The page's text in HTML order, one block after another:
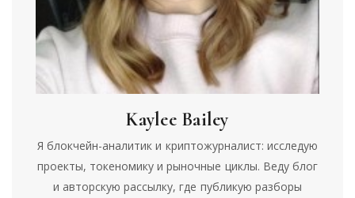
Kaylee Bailey
Я блокчейн-аналитик и криптожурналист: исследую
проекты, токеномику и рыночные циклы. Веду блог
и авторскую рассылку, где публикую разборы